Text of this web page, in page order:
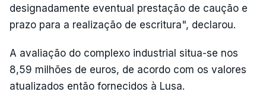
designadamente eventual prestação de caução e
prazo para a realização de escritura", declarou.
A avaliação do complexo industrial situa-se nos
8,59 milhões de euros, de acordo com os valores
atualizados então fornecidos à Lusa.